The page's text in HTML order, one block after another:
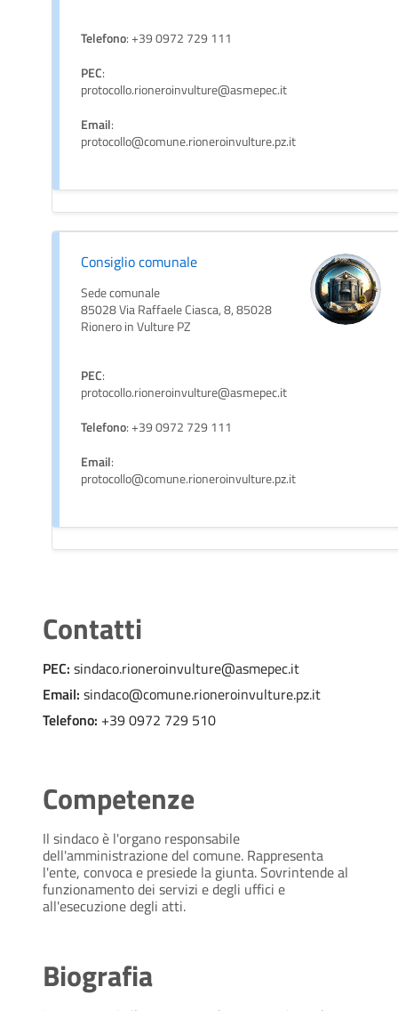
Telefono: +39 0972 729 111
PEC:
protocollo.rioneroinvulture@asmepec.it
Email:
protocollo@comune.rioneroinvulture.pz.it
Consiglio comunale
Sede comunale
85028 Via Raffaele Ciasca, 8, 85028
Rionero in Vulture PZ
PEC:
protocollo.rioneroinvulture@asmepec.it
Telefono: +39 0972 729 111
Email:
protocollo@comune.rioneroinvulture.pz.it
Contatti
PEC: sindaco.rioneroinvulture@asmepec.it
Email: sindaco@comune.rioneroinvulture.pz.it
Telefono: +39 0972 729 510
Competenze
Il sindaco è l'organo responsabile
dell'amministrazione del comune. Rappresenta
l'ente, convoca e presiede la giunta. Sovrintende al
funzionamento dei servizi e degli uffici e
all'esecuzione degli atti.
Biografia